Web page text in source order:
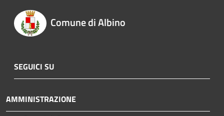
Comune di Albino
SEGUICI SU
AMMINISTRAZIONE